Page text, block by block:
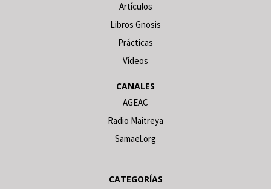
Artículos
Libros Gnosis
Prácticas
Vídeos
CANALES
AGEAC
Radio Maitreya
Samael.org
CATEGORÍAS